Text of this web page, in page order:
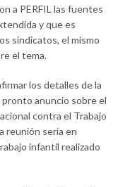
a PERFIL las fuentes
y que es
sindicatos, el mismo
el tema.
los detalles de la
anuncio sobre el
contra el Trabajo
reunión sería en
infantil realizado